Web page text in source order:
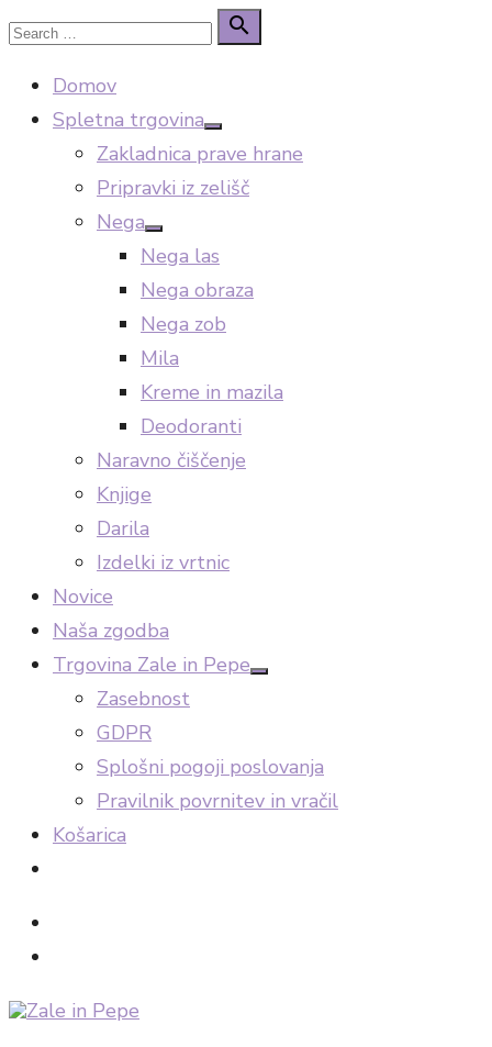
Skip
content
Search

Search
Domov
Spletna trgovina
Show
sub
menu
Zakladnica prave hrane
Pripravki iz zelišč
Nega
Show
sub
menu
Nega las
Nega obraza
Nega zob
Mila
Kreme in mazila
Deodoranti
Naravno čiščenje
Knjige
Darila
Izdelki iz vrtnic
Novice
Naša zgodba
Trgovina Zale in Pepe
Show
Zasebnost
GDPR
Splošni pogoji poslovanja
Pravilnik povrnitev in vračil
Košarica